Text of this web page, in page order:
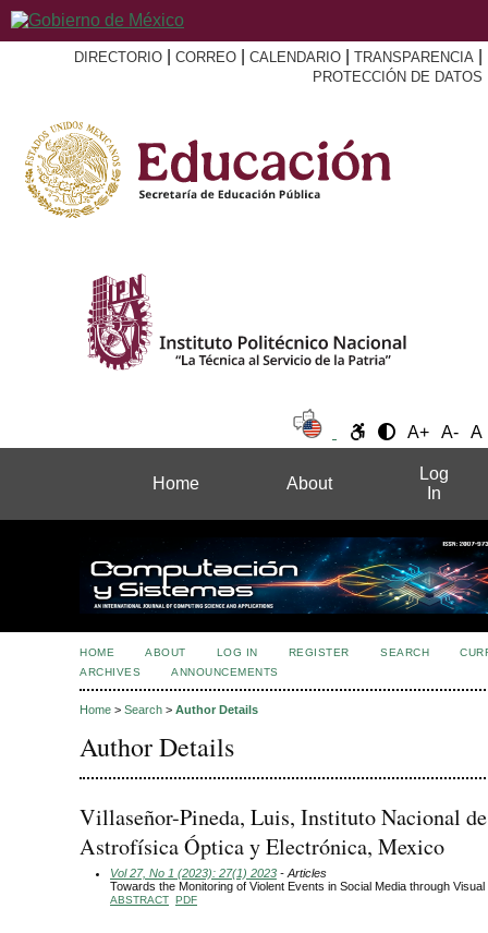
DIRECTORIO CORREO CALENDARIO TRANSPARENCIA
PROTECCIÓN DE DATOS
A+ A- A
Home About
Log
In
HOME ABOUT LOG IN REGISTER SEARCH
ARCHIVES
ANNOUNCEMENTS
Home > Search > Author Details
Author Details
Villaseñor-Pineda, Luis, Instituto Nacional de
Astrofísica Óptica y Electrónica, Mexico
Vol 27, No 1 (2023): 27(1) 2023 - Articles
Towards the Monitoring of Violent Events in Social Media through Visual
ABSTRACT PDF